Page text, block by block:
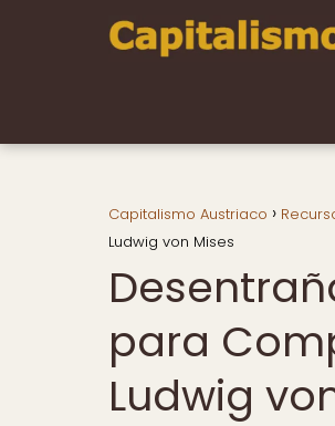
Capitalismo Austriaco
Ludwig von Mises
para
Ludwig